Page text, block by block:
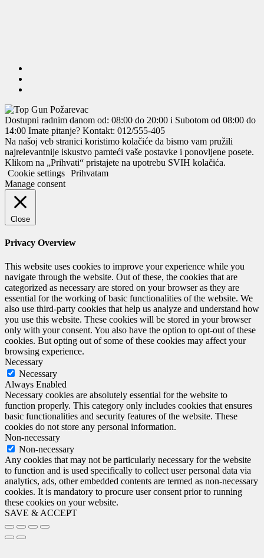
Dostupni radnim danom od: 08:00 do 20:00 i Subotom od 08:00 do
14:00 Imate pitanje? Kontakt: 012/555-405
Na našoj veb stranici koristimo kolačiće da bismo vam pružili
najrelevantnije iskustvo pamteći vaše postavke i ponovljene posete.
Klikom na „Prihvati“ pristajete na upotrebu SVIH kolačića.
Cookie settings Prihvatam
Manage consent
Close
Privacy Overview
This website uses cookies to improve your experience while you
navigate through the website. Out of these, the cookies that are
categorized as necessary are stored on your browser as they are
essential for the working of basic functionalities of the website. We
also use third-party cookies that help us analyze and understand how
you use this website. These cookies will be stored in your browser
only with your consent. You also have the option to opt-out of these
cookies. But opting out of some of these cookies may affect your
browsing experience.
Necessary
Necessary
Always Enabled
Necessary cookies are absolutely essential for the website to
function properly. This category only includes cookies that ensures
basic functionalities and security features of the website. These
cookies do not store any personal information.
Non-necessary
Non-necessary
Any cookies that may not be particularly necessary for the website
to function and is used specifically to collect user personal data via
analytics, ads, other embedded contents are termed as non-necessary
cookies. It is mandatory to procure user consent prior to running
these cookies on your website.
SAVE & ACCEPT